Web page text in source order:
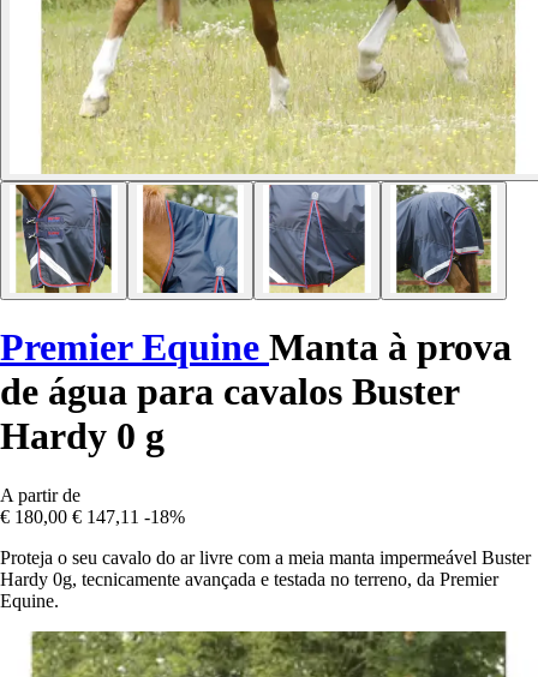
Premier Equine Manta à prova
de água para cavalos Buster
Hardy 0 g
A partir de
€ 180,00 € 147,11 -18%
Proteja o seu cavalo do ar livre com a meia manta impermeável Buster
Hardy 0g, tecnicamente avançada e testada no terreno, da Premier
Equine.